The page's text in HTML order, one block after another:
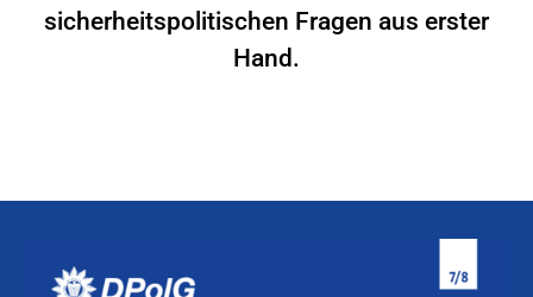
sicherheitspolitischen Fragen aus erster
Hand.